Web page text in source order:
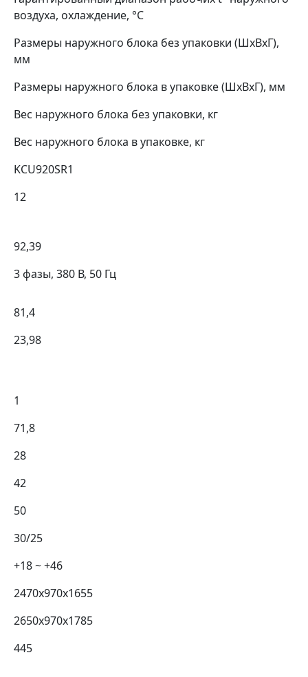
воздуха, охлаждение, °C
Размеры наружного блока без упаковки (ШхВхГ),
мм
Размеры наружного блока в упаковке (ШхВхГ), мм
Вес наружного блока без упаковки, кг
Вес наружного блока в упаковке, кг
KCU920SR1
12
92,39
3 фазы, 380 В, 50 Гц
81,4
23,98
1
71,8
28
42
50
30/25
+18 ~ +46
2470х970х1655
2650х970х1785
445